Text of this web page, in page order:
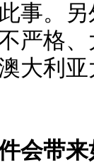
事。
严格
大利
带来